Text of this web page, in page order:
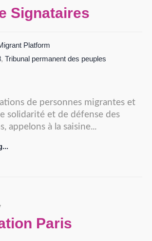
Signataires
Platform
, Tribunal permanent des peuples
de personnes migrantes et
solidarité et de défense des
appelons à la saisine...
Paris